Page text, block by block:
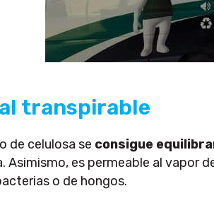
transpirable
de celulosa se consigue
Asimismo, es permeable al vapor
o de hongos.